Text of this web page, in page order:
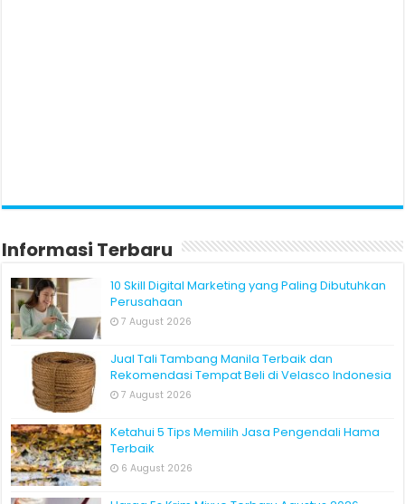
Informasi Terbaru
10 Skill Digital Marketing yang Paling Dibutuhkan
Perusahaan
7 August 2026
Jual Tali Tambang Manila Terbaik dan
Rekomendasi Tempat Beli di Velasco Indonesia
7 August 2026
Ketahui 5 Tips Memilih Jasa Pengendali Hama
Terbaik
6 August 2026